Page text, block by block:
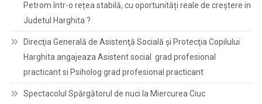
Petrom într-o rețea stabilă, cu oportunități reale de creștere in
Judetul Harghita ?
Direcţia Generală de Asistenţă Socială şi Protecţia Copilului
Harghita angajeaza Asistent social grad profesional
practicant si Psiholog grad profesional practicant
Spectacolul Spărgătorul de nuci la Miercurea Ciuc